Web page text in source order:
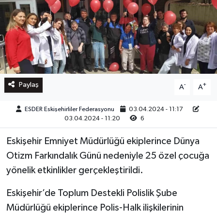
Paylaş A- A+
ESDER Eskişehirliler Federasyonu
03.04.2024 - 11:17
03.04.2024 - 11:20
6
Eskişehir Emniyet Müdürlüğü ekiplerince Dünya
Otizm Farkındalık Günü nedeniyle 25 özel çocuğa
yönelik etkinlikler gerçekleştirildi.
Eskişehir’de Toplum Destekli Polislik Şube
Müdürlüğü ekiplerince Polis-Halk ilişkilerinin